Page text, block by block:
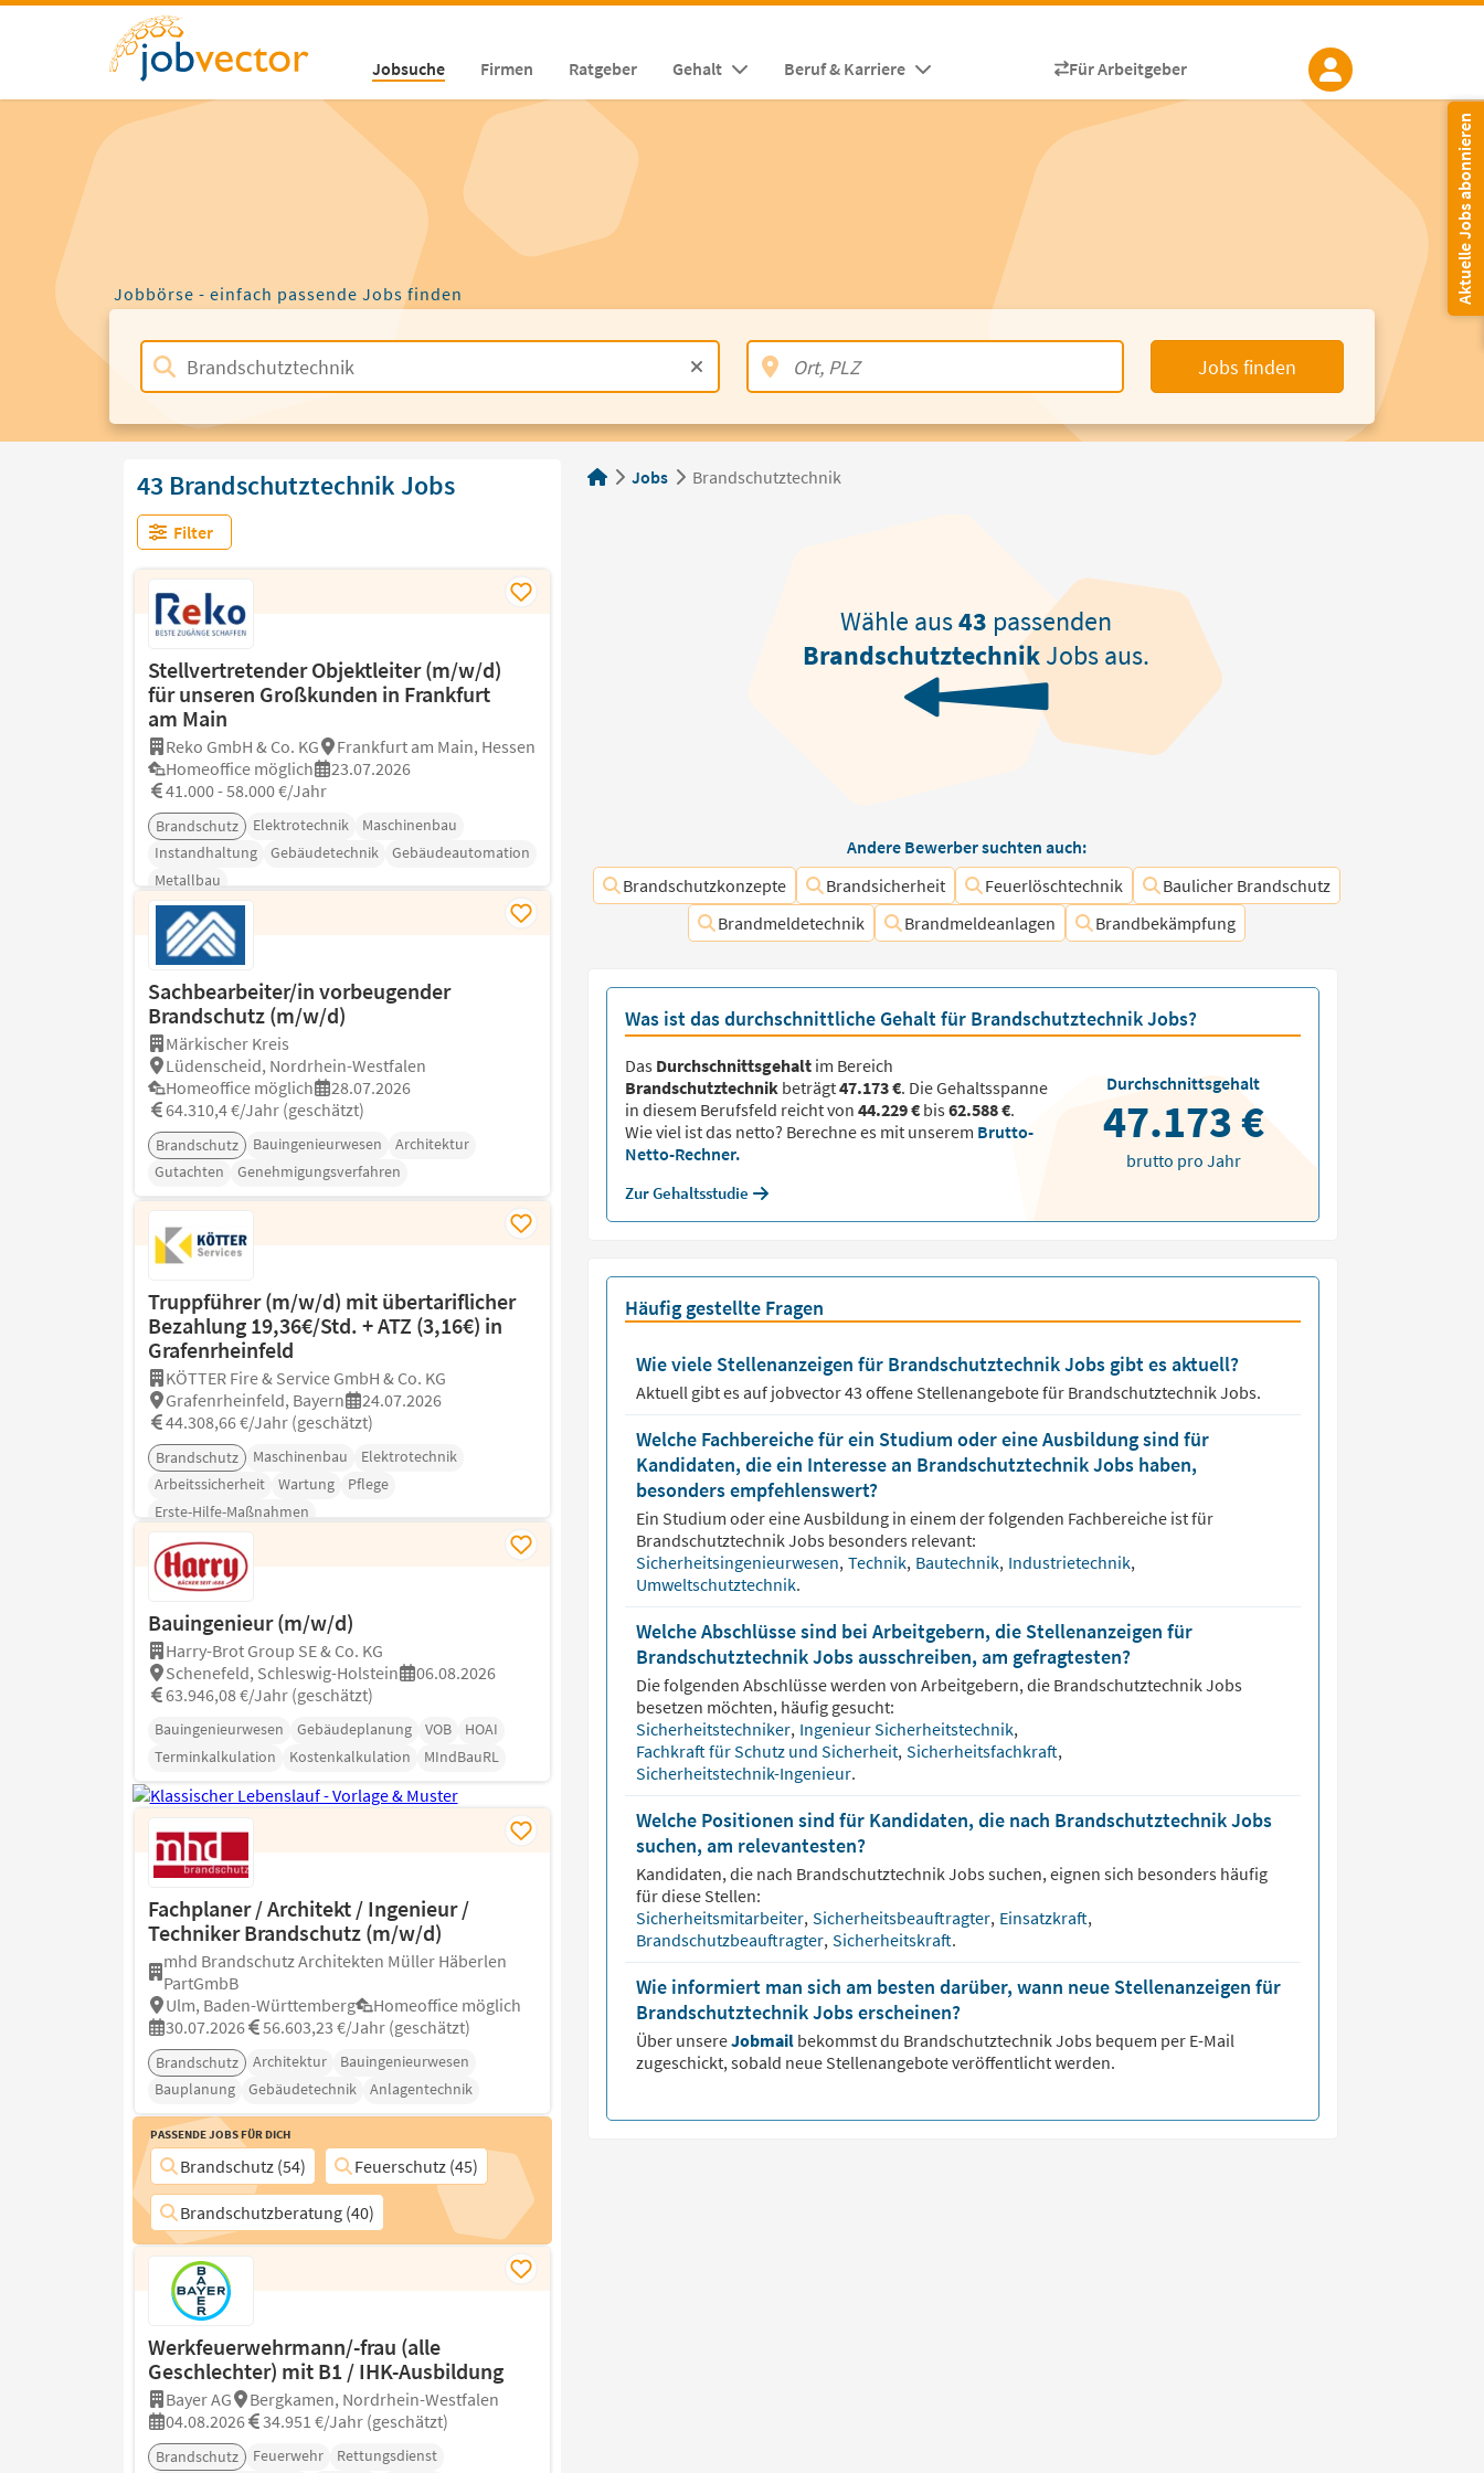
Jobsuche Firmen Ratgeber Gehalt Beruf & Karriere Für Arbeitgeber
Aktuelle Jobs abonnieren
Jobbörse - einfach passende Jobs finden
Jobs finden
43 Brandschutztechnik Jobs
Filter
Stellvertretender Objektleiter (m/w/d)
für unseren Großkunden in Frankfurt
am Main
Reko GmbH & Co. KG
Frankfurt am Main, Hessen
Homeoffice möglich
23.07.2026
41.000 - 58.000 €/Jahr
Brandschutz Elektrotechnik
Maschinenbau
Instandhaltung
Gebäudetechnik
Gebäudeautomation
Metallbau
Sachbearbeiter/in vorbeugender
Brandschutz (m/w/d)
Märkischer Kreis
Lüdenscheid, Nordrhein-Westfalen
Homeoffice möglich
28.07.2026
64.310,4 €/Jahr (geschätzt)
Brandschutz Bauingenieurwesen
Architektur
Gutachten
Genehmigungsverfahren
Truppführer (m/w/d) mit übertariflicher
Bezahlung 19,36€/Std. + ATZ (3,16€) in
Grafenrheinfeld
KÖTTER Fire & Service GmbH & Co. KG
Grafenrheinfeld, Bayern
24.07.2026
44.308,66 €/Jahr (geschätzt)
Brandschutz Maschinenbau
Elektrotechnik
Arbeitssicherheit
Wartung
Pflege
Erste-Hilfe-Maßnahmen
Bauingenieur (m/w/d)
Harry-Brot Group SE & Co. KG
Schenefeld, Schleswig-Holstein
06.08.2026
63.946,08 €/Jahr (geschätzt)
Bauingenieurwesen Gebäudeplanung VOB
HOAI
Terminkalkulation
Kostenkalkulation MIndBauRL
Fachplaner / Architekt / Ingenieur /
Techniker Brandschutz (m/w/d)
mhd Brandschutz Architekten Müller Häberlen
PartGmbB
Ulm, Baden-Württemberg
Homeoffice möglich
30.07.2026
56.603,23 €/Jahr (geschätzt)
Brandschutz Architektur
Bauingenieurwesen
Bauplanung
Gebäudetechnik Anlagentechnik
Passende Jobs für Dich
Brandschutz (54)
Feuerschutz (45)
Brandschutzberatung (40)
Werkfeuerwehrmann/-frau (alle
Geschlechter) mit B1 / IHK-Ausbildung
Bayer AG
Bergkamen, Nordrhein-Westfalen
04.08.2026
34.951 €/Jahr (geschätzt)
Brandschutz Feuerwehr Rettungsdienst
Jobs Brandschutztechnik
Wähle aus43 passenden
BrandschutztechnikJobs aus.
Andere Bewerber suchten auch:
Brandschutzkonzepte
Brandsicherheit Feuerlöschtechnik
Baulicher Brandschutz
Brandmeldetechnik
Brandmeldeanlagen Brandbekämpfung
Was ist das durchschnittliche Gehalt für Brandschutztechnik Jobs?
Das Durchschnittsgehaltim Bereich
Brandschutztechnikbeträgt47.173 €. Die Gehaltsspanne
in diesem Berufsfeld reicht von 44.229 €bis62.588 €.
Wie viel ist das netto? Berechne es mit unserem Brutto-
Netto-Rechner.
Zur Gehaltsstudie
Durchschnittsgehalt
47.173 €
brutto pro Jahr
Häufig gestellte Fragen
Wie viele Stellenanzeigen für Brandschutztechnik Jobs gibt es aktuell?
Aktuell gibt es auf jobvector43 offene Stellenangebote für Brandschutztechnik Jobs.
Welche Fachbereiche für ein Studium oder eine Ausbildung sind für
Kandidaten, die ein Interesse an Brandschutztechnik Jobs haben,
besonders empfehlenswert?
Ein Studium oder eine Ausbildung in einem der folgenden Fachbereiche ist für
BrandschutztechnikJobs besonders relevant:
Sicherheitsingenieurwesen, Technik, Bautechnik, Industrietechnik,
Umweltschutztechnik.
Welche Abschlüsse sind bei Arbeitgebern, die Stellenanzeigen für
Brandschutztechnik Jobs ausschreiben, am gefragtesten?
Die folgenden Abschlüsse werden von Arbeitgebern, die BrandschutztechnikJobs
besetzen möchten, häufig gesucht:
Sicherheitstechniker, Ingenieur Sicherheitstechnik,
Fachkraft für Schutz und Sicherheit, Sicherheitsfachkraft,
Sicherheitstechnik-Ingenieur.
Welche Positionen sind für Kandidaten, die nach Brandschutztechnik Jobs
suchen, am relevantesten?
Kandidaten, die nach BrandschutztechnikJobs suchen, eignen sich besonders häufig
für diese Stellen:
Sicherheitsmitarbeiter, Sicherheitsbeauftragter, Einsatzkraft,
Brandschutzbeauftragter, Sicherheitskraft.
Wie informiert man sich am besten darüber, wann neue Stellenanzeigen für
Brandschutztechnik Jobs erscheinen?
Über unsereJobmail bekommst du BrandschutztechnikJobs bequem per E-Mail
zugeschickt, sobald neue Stellenangebote veröffentlicht werden.